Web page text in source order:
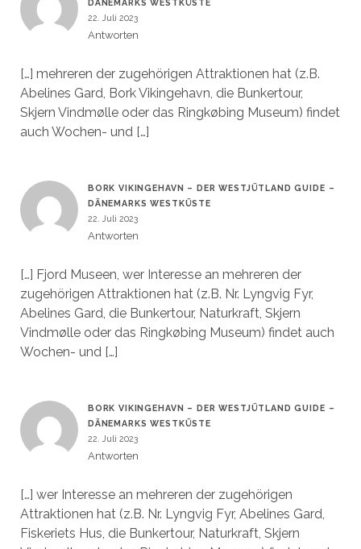
DÄNEMARKS WESTKÜSTE
22. Juli 2023
Antworten
[…] mehreren der zugehörigen Attraktionen hat (z.B.
Abelines Gard, Bork Vikingehavn, die Bunkertour,
Skjern Vindmølle oder das Ringkøbing Museum) findet
auch Wochen- und […]
BORK VIKINGEHAVN – DER WESTJÜTLAND GUIDE –
DÄNEMARKS WESTKÜSTE
22. Juli 2023
Antworten
[…] Fjord Museen, wer Interesse an mehreren der
zugehörigen Attraktionen hat (z.B. Nr. Lyngvig Fyr,
Abelines Gard, die Bunkertour, Naturkraft, Skjern
Vindmølle oder das Ringkøbing Museum) findet auch
Wochen- und […]
BORK VIKINGEHAVN – DER WESTJÜTLAND GUIDE –
DÄNEMARKS WESTKÜSTE
22. Juli 2023
Antworten
[…] wer Interesse an mehreren der zugehörigen
Attraktionen hat (z.B. Nr. Lyngvig Fyr, Abelines Gard,
Fiskeriets Hus, die Bunkertour, Naturkraft, Skjern